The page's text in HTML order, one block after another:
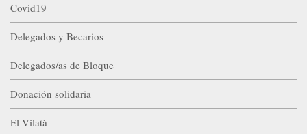
Covid19
Delegados y Becarios
Delegados/as de Bloque
Donación solidaria
El Vilatà